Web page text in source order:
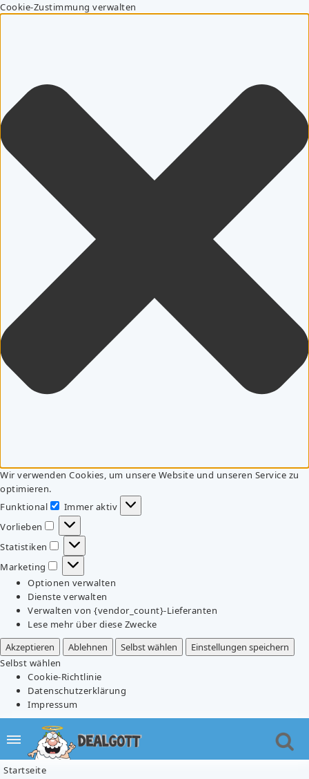
Cookie-Zustimmung verwalten
Wir verwenden Cookies, um unsere Website und unseren Service zu
optimieren.
Funktional
Funktional
Immer aktiv
Vorlieben
Vorlieben
Statistiken
Statistiken
Marketing
Marketing
Optionen verwalten
Dienste verwalten
Verwalten von {vendor_count}-Lieferanten
Lese mehr über diese Zwecke
Akzeptieren
Ablehnen Selbst wählen
Einstellungen speichern
Selbst wählen
Cookie-Richtlinie
Datenschutzerklärung
Impressum
Startseite